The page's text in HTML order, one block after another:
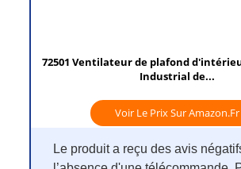
72501 Ventilateur de plafond
Industrial de...
Voir Le Prix Sur Amazon.fr
Le produit a reçu des avis